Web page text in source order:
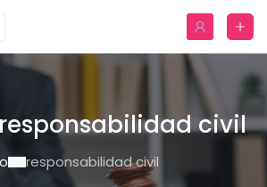
responsabilidad civil
responsabilidad civil